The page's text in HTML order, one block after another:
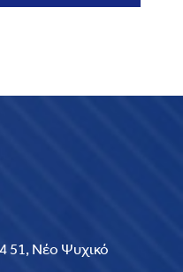
51, Νέο Ψυχικό